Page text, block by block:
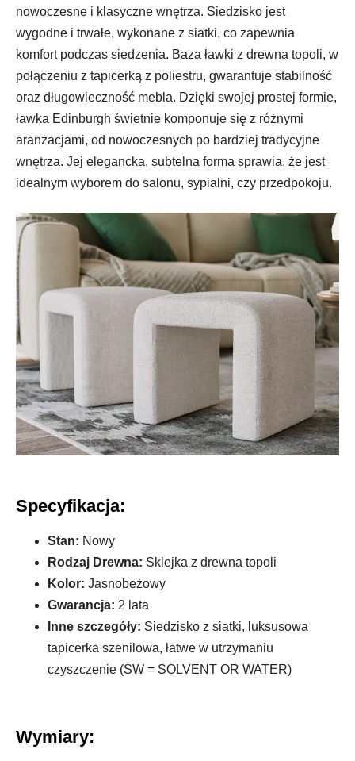
nowoczesne i klasyczne wnętrza. Siedzisko jest
wygodne i trwałe, wykonane z siatki, co zapewnia
komfort podczas siedzenia. Baza ławki z drewna topoli, w
połączeniu z tapicerką z poliestru, gwarantuje stabilność
oraz długowieczność mebla. Dzięki swojej prostej formie,
ławka Edinburgh świetnie komponuje się z różnymi
aranżacjami, od nowoczesnych po bardziej tradycyjne
wnętrza. Jej elegancka, subtelna forma sprawia, że jest
idealnym wyborem do salonu, sypialni, czy przedpokoju.
Specyfikacja:
Stan: Nowy
Rodzaj Drewna: Sklejka z drewna topoli
Kolor: Jasnobeżowy
Gwarancja: 2 lata
Inne szczegóły: Siedzisko z siatki, luksusowa
tapicerka szenilowa, łatwe w utrzymaniu
czyszczenie (SW = SOLVENT OR WATER)
Wymiary: